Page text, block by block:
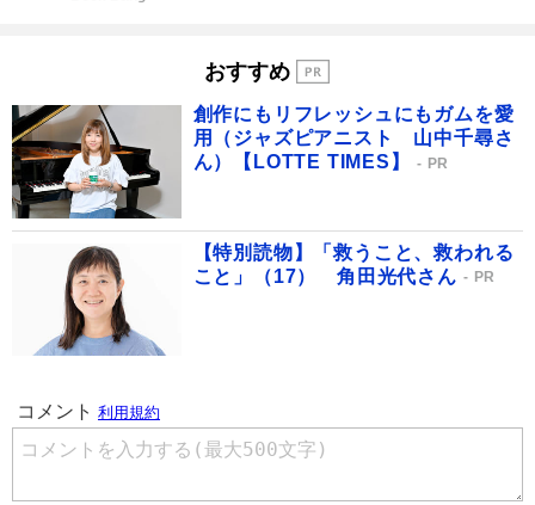
おすすめ
創作にもリフレッシュにもガムを愛
用（ジャズピアニスト 山中千尋さ
ん）【LOTTE TIMES】
PR
【特別読物】「救うこと、救われる
こと」（17） 角田光代さん
PR